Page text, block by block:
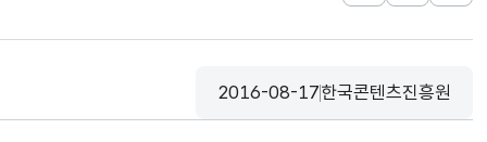
등록일
2016-08-17
수집기관
한국콘텐츠진흥원